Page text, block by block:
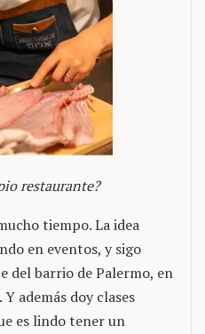
restaurante?
tiempo. La idea
en eventos, y sigo
del barrio de Palermo, en
además doy clases
es lindo tener un